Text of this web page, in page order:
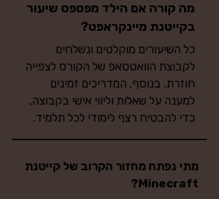
מה קורה אם הילד מפספס שיעור
בקייטנת מיינקראפט?
כל השיעורים מוקלטים ונשלחים
לקבוצת הוואטסאפ של הקורס לצפייה
חוזרת. בנוסף, המדריכים זמינים
למענה על שאלות וליווי אישי בקבוצה,
כדי להבטיח רצף לימודי לכל תלמיד.
מתי נפתח מחזור הקרוב של קייטנת
Minecraft?